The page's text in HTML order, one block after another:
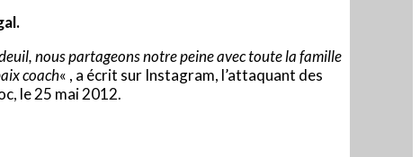
nous partageons notre peine avec toute la famille
coach« , a écrit sur Instagram, l’attaquant des
le 25 mai 2012.